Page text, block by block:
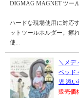
DIGMAG MAGNET ツー
ハードな現場使用に対応
ットツールホルダー。擦
使...
＼メデ
ベッド
児 添
販売価